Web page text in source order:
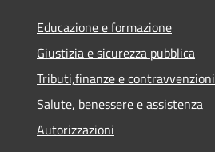
Educazione e formazione
Giustizia e sicurezza pubblica
Tributi,finanze e contravvenzioni
Salute, benessere e assistenza
Autorizzazioni